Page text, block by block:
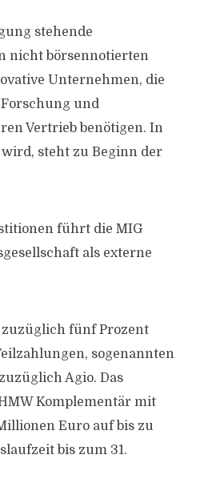
stehende
nicht börsennotierten
Unternehmen, die
und
Vertrieb benötigen. In
steht zu Beginn der
führt die MIG
als externe
zuzüglich fünf Prozent
sogenannten
Agio. Das
Komplementär mit
Euro auf bis zu
bis zum 31.